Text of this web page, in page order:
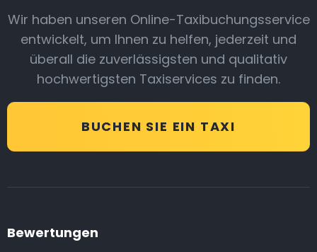
Wir haben unseren Online-Taxibuchungsservice
entwickelt, um Ihnen zu helfen, jederzeit und
überall die zuverlässigsten und qualitativ
hochwertigsten Taxiservices zu finden.
BUCHEN SIE EIN TAXI
Bewertungen